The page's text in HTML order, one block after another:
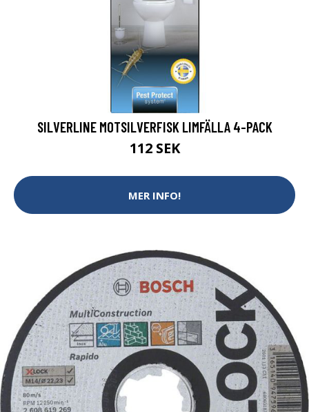
SILVERLINE MOTSILVERFISK LIMFÄLLA 4-PACK
112 SEK
MER INFO!